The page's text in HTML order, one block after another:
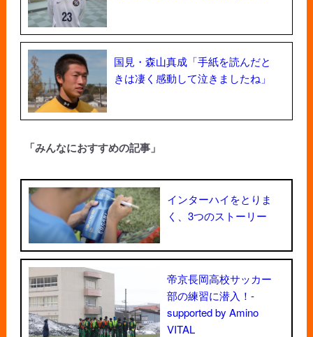
国見・森山真成「手紙を読んだと
きは凄く感動して泣きましたね」
「みんなにおすすめの記事」
インターハイをとりま
く、3つのストーリー
帝京長岡高校サッカー
部の練習に潜入！-
supported by Amino
VITAL